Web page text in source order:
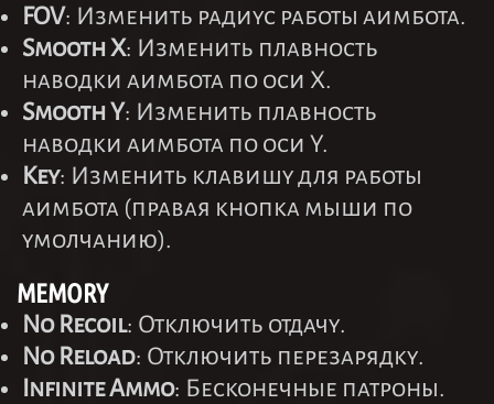
FOV: Изменить радиус работы аимбота.
Smooth X: Изменить плавность
наводки аимбота по оси X.
Smooth Y: Изменить плавность
наводки аимбота по оси Y.
Key: Изменить клавишу для работы
аимбота (правая кнопка мыши по
умолчанию).
MEMORY
No Recoil: Отключить отдачу.
No Reload: Отключить перезарядку.
Infinite Ammo: Бесконечные патроны.